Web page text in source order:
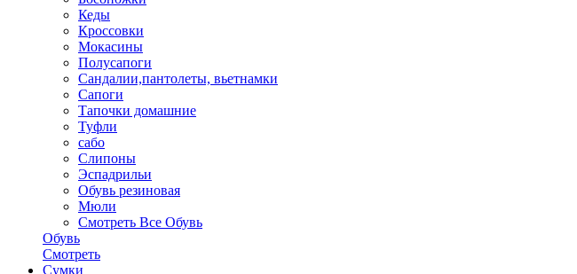
Кеды
Кроссовки
Мокасины
Полусапоги
Сандалии,пантолеты, вьетнамки
Сапоги
Тапочки домашние
Туфли
сабо
Слипоны
Эспадрильи
Обувь резиновая
Мюли
Смотреть Все Обувь
Обувь
Смотреть
Сумки